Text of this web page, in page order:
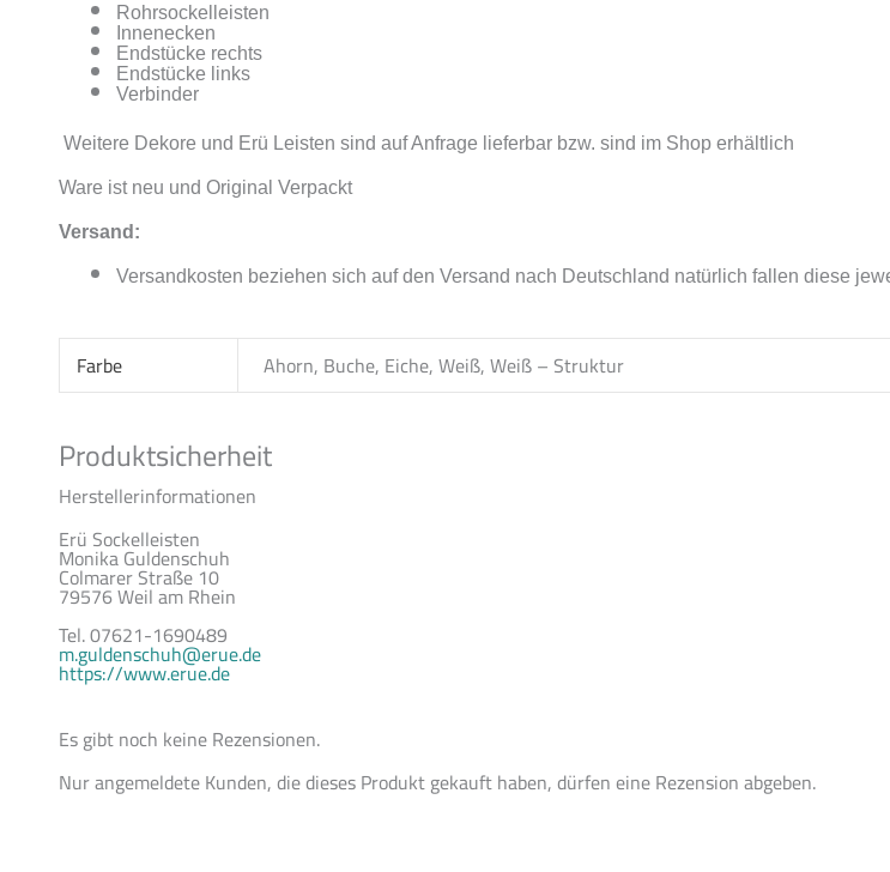
Rohrsockelleisten
Innenecken
Endstücke rechts
Endstücke links
Verbinder
Weitere Dekore und Erü Leisten sind auf Anfrage lieferbar bzw. sind im Shop erhältlich
Ware ist neu und Original Verpackt
Versand:
Versandkosten beziehen sich auf den Versand nach Deutschland natürlich fallen diese
Farbe Ahorn, Buche, Eiche, Weiß, Weiß – Struktur
Produktsicherheit
Herstellerinformationen
Erü Sockelleisten
Monika Guldenschuh
Colmarer Straße 10
79576 Weil am Rhein
Tel. 07621-1690489
m.guldenschuh@erue.de
https://www.erue.de
Es gibt noch keine Rezensionen.
Nur angemeldete Kunden, die dieses Produkt gekauft haben, dürfen eine Rezension abgeben.